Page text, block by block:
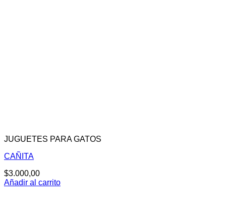
JUGUETES PARA GATOS
CAÑITA
$3.000,00
Añadir al carrito